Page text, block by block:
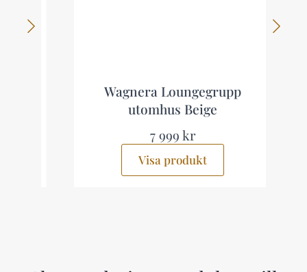
Wagnera Loungegrupp
utomhus Beige
7 999 kr
Visa produkt